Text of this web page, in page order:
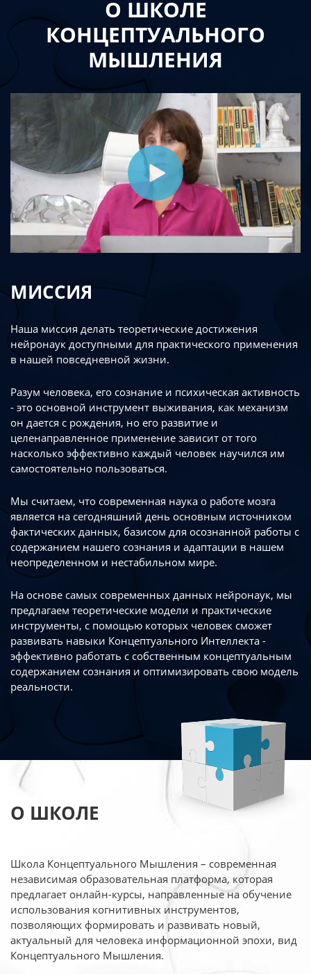
О ШКОЛЕ
КОНЦЕПТУАЛЬНОГО
МЫШЛЕНИЯ
МИССИЯ
Наша миссия делать теоретические достижения
нейронаук доступными для практического применения
в нашей повседневной жизни.
Разум человека, его сознание и психическая активность
- это основной инструмент выживания, как механизм
он дается с рождения, но его развитие и
целенаправленное применение зависит от того
насколько эффективно каждый человек научился им
самостоятельно пользоваться.
Мы считаем, что современная наука о работе мозга
является на сегодняшний день основным источником
фактических данных, базисом для осознанной работы с
содержанием нашего сознания и адаптации в нашем
неопределенном и нестабильном мире.
На основе самых современных данных нейронаук, мы
предлагаем теоретические модели и практические
инструменты, с помощью которых человек сможет
развивать навыки Концептуального Интеллекта -
эффективно работать с собственным концептуальным
содержанием сознания и оптимизировать свою модель
реальности.
О ШКОЛЕ
Школа Концептуального Мышления – современная
независимая образовательная платформа, которая
предлагает онлайн-курсы, направленные на обучение
использования когнитивных инструментов,
позволяющих формировать и развивать новый,
актуальный для человека информационной эпохи, вид
Концептуального Мышления.